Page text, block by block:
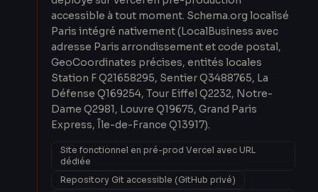
accessible à tout moment. Schema.org localisé
Paris intégré nativement (LocalBusiness avec
adresse Paris arrondissement et code postal,
GeoCoordinates précises, entités locales
Station F Q21658295, Sentier Q3488765, La
Défense Q169254, Tour Eiffel Q2232, Notre-
Dame Q2981, Louvre Q19675, Grand Paris
Express, Île-de-France Q13917).
Site fonctionnel en pré-prod Vercel avec URL
dédiée
Repository Git accessible (GitHub privé)